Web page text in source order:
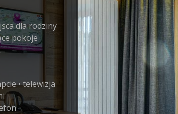
dla rodziny
pokoje
• telewizja